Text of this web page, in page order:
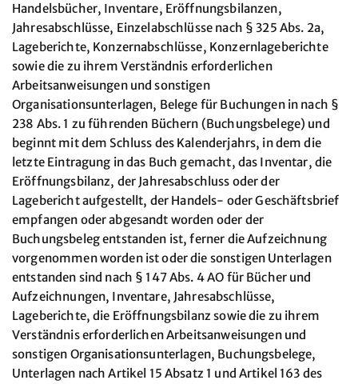
Handelsbücher, Inventare, Eröffnungsbilanzen,
Jahresabschlüsse, Einzelabschlüsse nach § 325 Abs. 2a,
Lageberichte, Konzernabschlüsse, Konzernlageberichte
sowie die zu ihrem Verständnis erforderlichen
Arbeitsanweisungen und sonstigen
Organisationsunterlagen, Belege für Buchungen in nach §
238 Abs. 1 zu führenden Büchern (Buchungsbelege) und
beginnt mit dem Schluss des Kalenderjahrs, in dem die
letzte Eintragung in das Buch gemacht, das Inventar, die
Eröffnungsbilanz, der Jahresabschluss oder der
Lagebericht aufgestellt, der Handels- oder Geschäftsbrief
empfangen oder abgesandt worden oder der
Buchungsbeleg entstanden ist, ferner die Aufzeichnung
vorgenommen worden ist oder die sonstigen Unterlagen
entstanden sind nach § 147 Abs. 4 AO für Bücher und
Aufzeichnungen, Inventare, Jahresabschlüsse,
Lageberichte, die Eröffnungsbilanz sowie die zu ihrem
Verständnis erforderlichen Arbeitsanweisungen und
sonstigen Organisationsunterlagen, Buchungsbelege,
Unterlagen nach Artikel 15 Absatz 1 und Artikel 163 des